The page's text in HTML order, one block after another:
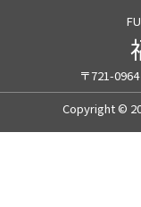
〒721-
Copyright ©